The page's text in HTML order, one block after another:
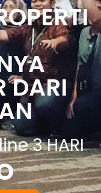
DARI
3 HARI